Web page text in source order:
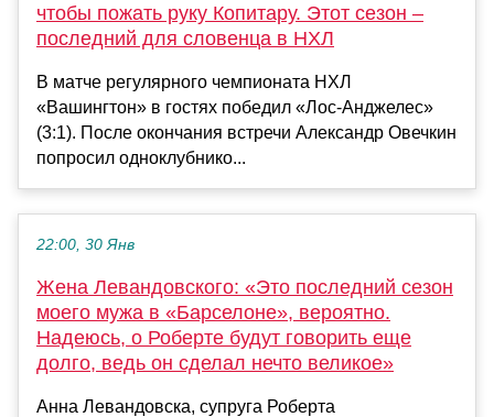
чтобы пожать руку Копитару. Этот сезон –
последний для словенца в НХЛ
В матче регулярного чемпионата НХЛ
«Вашингтон» в гостях победил «Лос-Анджелес»
(3:1). После окончания встречи Александр Овечкин
попросил одноклубнико...
22:00, 30 Янв
Жена Левандовского: «Это последний сезон
моего мужа в «Барселоне», вероятно.
Надеюсь, о Роберте будут говорить еще
долго, ведь он сделал нечто великое»
Анна Левандовска, супруга Роберта